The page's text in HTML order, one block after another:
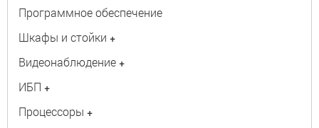
Программное обеспечение
Шкафы и стойки +
Видеонаблюдение +
ИБП +
Процессоры +